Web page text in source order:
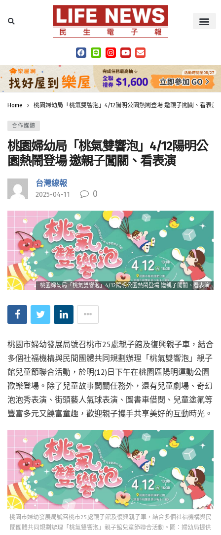
Home 桃園婦幼局「桃氣雙響泡」4/12陽明公園熱鬧登場 邀親子闖關、看表演
合作媒體
桃園婦幼局「桃氣雙響泡」4/12陽明公
園熱鬧登場 邀親子闖關、看表演
台灣線報
2025-04-11 0
桃園婦幼局「桃氣雙響泡」4/12陽明公園熱鬧登場 邀親子闖關、看表演
桃園市婦幼發展局號召桃市25處親子館及復興親子車，結合
多個社福機構與民間團體共同規劃辦理「桃氣雙響泡」親子
館兒童節聯合活動，於明(12)日下午在桃園區陽明運動公園
歡樂登場。除了兒童故事闖關任務外，還有兒童劇場、奇幻
泡泡秀表演、街頭藝人氣球表演、圖書車借閱、兒童塗氟等
豐富多元又饒富童趣，歡迎親子攜手共享美好的互動時光。
桃園市婦幼發展局號召桃市25處親子館及復興親子車，結合多個社福機構與民
間團體共同規劃辦理「桃氣雙響泡」親子館兒童節聯合活動。圖：婦幼局提供